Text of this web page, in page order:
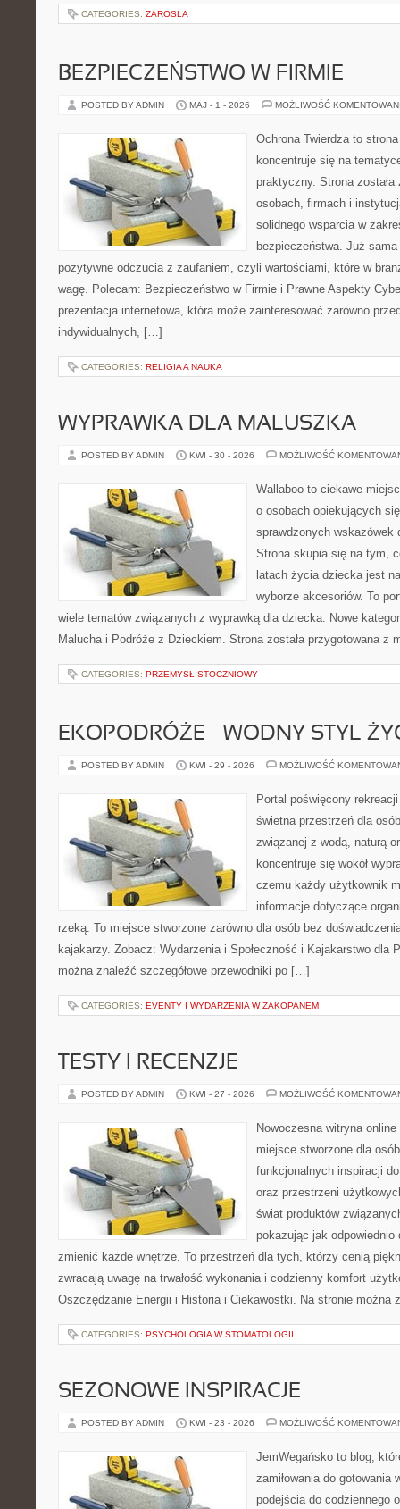
CATEGORIES: ZAROSLA
BEZPIECZEŃSTWO W FIRMIE
POSTED BY ADMIN MAJ - 1 - 2026 MOŻLIWOŚĆ
Ochrona Twierdza to
koncentruje się na
praktyczny. Strona
osobach, firmach i
solidnego wsparcia w
bezpieczeństwa. Już
pozytywne odczucia z zaufaniem, czyli wartościami, które w
wagę. Polecam: Bezpieczeństwo w Firmie i Prawne Aspekty
prezentacja internetowa, która może zainteresować zarówno
indywidualnych, […]
CATEGORIES: RELIGIA A NAUKA
WYPRAWKA DLA MALUSZKA
POSTED BY ADMIN KWI - 30 - 2026 MOŻLIWOŚĆ
Wallaboo to ciekawe
o osobach opiekujących
sprawdzonych wskazówek
Strona skupia się na tym,
latach życia dziecka jest
wyborze akcesoriów. To
wiele tematów związanych z wyprawką dla dziecka. Nowe
Malucha i Podróże z Dzieckiem. Strona została przygotowana z
CATEGORIES: PRZEMYSŁ STOCZNIOWY
EKOPODRÓŻE – WODNY STYL
POSTED BY ADMIN KWI - 29 - 2026 MOŻLIWOŚĆ
Portal poświęcony
świetna przestrzeń dla
związanej z wodą, naturą
koncentruje się wokół
czemu każdy użytkownik
informacje dotyczące
rzeką. To miejsce stworzone zarówno dla osób bez
kajakarzy. Zobacz: Wydarzenia i Społeczność i Kajakarstwo dla
można znaleźć szczegółowe przewodniki po […]
CATEGORIES: EVENTY I WYDARZENIA W ZAKOPANEM
TESTY I RECENZJE
POSTED BY ADMIN KWI - 27 - 2026 MOŻLIWOŚĆ
Nowoczesna witryna
miejsce stworzone dla
funkcjonalnych inspiracji
oraz przestrzeni
świat produktów
pokazując jak odpowiednio
zmienić każde wnętrze. To przestrzeń dla tych, którzy cenią
zwracają uwagę na trwałość wykonania i codzienny komfort
Oszczędzanie Energii i Historia i Ciekawostki. Na stronie można
CATEGORIES: PSYCHOLOGIA W STOMATOLOGII
SEZONOWE INSPIRACJE
POSTED BY ADMIN KWI - 23 - 2026 MOŻLIWOŚĆ
JemWegańsko to blog,
zamiłowania do gotowania
podejścia do codziennego